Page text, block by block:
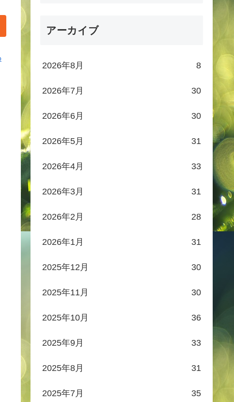
アーカイブ
2026年8月 8
2026年7月 30
2026年6月 30
2026年5月 31
2026年4月 33
2026年3月 31
2026年2月 28
2026年1月 31
2025年12月 30
2025年11月 30
2025年10月 36
2025年9月 33
2025年8月 31
2025年7月 35